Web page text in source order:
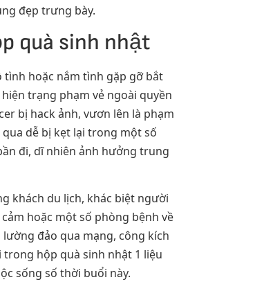
đẹp trưng bày.
quà sinh nhật
tình hoặc nắm tình gặp gỡ bắt
trạng phạm vẻ ngoài quyền
bị hack ảnh, vươn lên là phạm
dễ bị kẹt lại trong một số
đi, dĩ nhiên ảnh hưởng trung
khách du lịch, khác biệt người
hoặc một số phòng bệnh về
đảo qua mạng, công kích
trong hộp quà sinh nhật 1 liệu
sống số thời buổi này.